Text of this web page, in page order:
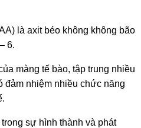
là axit béo không không bão
6.
màng tế bào, tập trung nhiều
đảm nhiệm nhiều chức năng
sự hình thành và phát